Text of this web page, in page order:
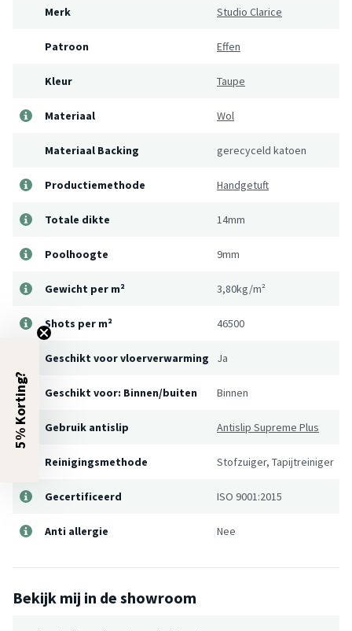
Merk Studio Clarice
Patroon Effen
Kleur Taupe
Materiaal Wol
Materiaal Backing gerecyceld katoen
Productiemethode Handgetuft
Totale dikte 14mm
Poolhoogte 9mm
Gewicht per m² 3,80kg/m²
Shots per m² 46500
Geschikt voor vloerverwarming Ja
Geschikt voor: Binnen/buiten Binnen
Gebruik antislip Antislip Supreme Plus
Reinigingsmethode Stofzuiger, Tapijtreiniger
Gecertificeerd ISO 9001:2015
Anti allergie Nee
Bekijk mij in de showroom
5% Korting?